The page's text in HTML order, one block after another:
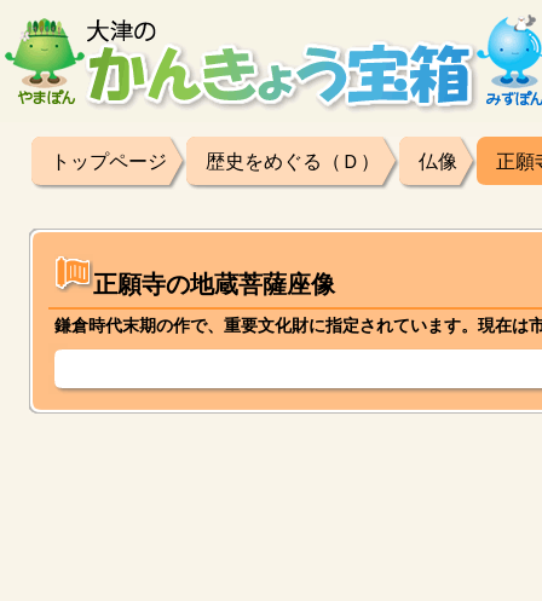
トップページ 歴史をめぐる（Ｄ） 仏像 正願
正願寺の地蔵菩薩座像
鎌倉時代末期の作で、重要文化財に指定されています。現在は